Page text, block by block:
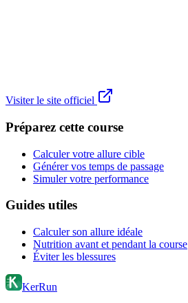
Visiter le site officiel
Préparez cette course
Calculer votre allure cible
Générer vos temps de passage
Simuler votre performance
Guides utiles
Calculer son allure idéale
Nutrition avant et pendant la course
Éviter les blessures
KerRun